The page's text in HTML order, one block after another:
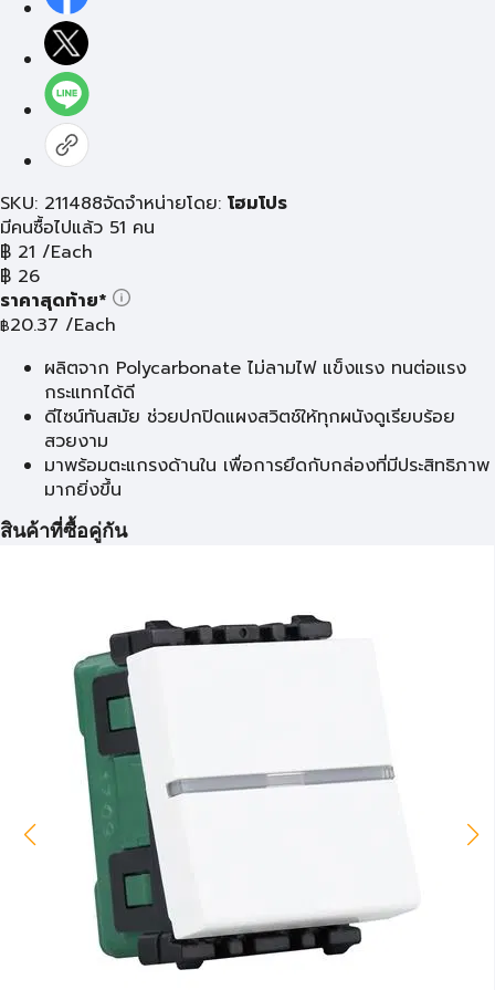
SKU: 211488จัดจำหน่ายโดย: โฮมโปร
มีคนซื้อไปแล้ว 51 คน
฿ 21 /Each
฿ 26
ราคาสุดท้าย*
฿20.37 /Each
ผลิตจาก Polycarbonate ไม่ลามไฟ แข็งแรง ทนต่อแรง
กระแทกได้ดี
ดีไซน์ทันสมัย ช่วยปกปิดแผงสวิตช์ให้ทุกผนังดูเรียบร้อย
สวยงาม
มาพร้อมตะแกรงด้านใน เพื่อการยึดกับกล่องที่มีประสิทธิภาพ
มากยิ่งขึ้น
สินค้าที่ซื้อคู่กัน